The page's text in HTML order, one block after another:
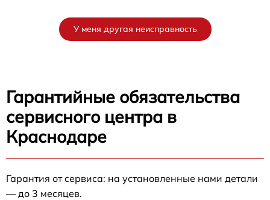
У меня другая неисправность
Гарантийные обязательства
сервисного центра в
Краснодаре
Гарантия от сервиса: на установленные нами детали
— до 3 месяцев.